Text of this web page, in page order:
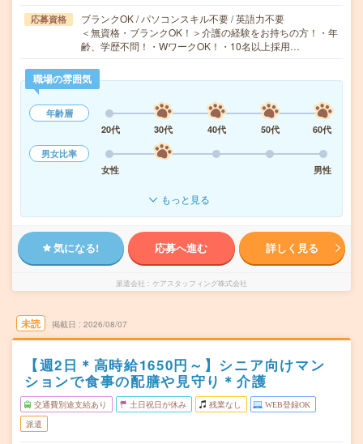
応募資格
ブランクOK / パソコンスキル不要 / 英語力不要
＜無資格・ブランクOK！＞介護の経験をお持ちの方！・年
齢、学歴不問！・WワークOK！・10名以上採用…
職場の雰囲気
年齢層
20代
30代 40代 50代
60代
男女比率
女性
男性
もっと見る
気になる! 応募へ進む 詳しく見る
派遣会社 ケアスタッフィング株式会社
未読 掲載日 2026/08/07
【週2日＊高時給1650円～】シニア向けマン
ションで食事の配膳や見守り＊介護
交通費別途支給あり 土日祝日が休み 残業なし WEB登録OK
派遣